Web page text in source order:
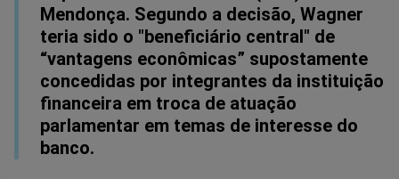
Mendonça. Segundo a decisão, Wagner
teria sido o "beneficiário central" de
“vantagens econômicas” supostamente
concedidas por integrantes da instituição
financeira em troca de atuação
parlamentar em temas de interesse do
banco.